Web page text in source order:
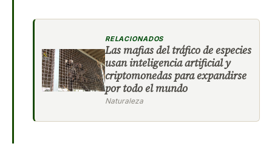
RELACIONADOS
Las mafias del tráfico de especies
usan inteligencia artificial y
criptomonedas para expandirse
por todo el mundo
Naturaleza